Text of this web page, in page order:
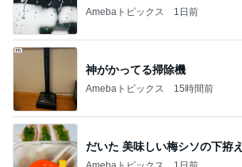
Amebaトピックス 1日前
神がかってる掃除機
Amebaトピックス 15時間前
だいた 美味しい梅シソの下拵え